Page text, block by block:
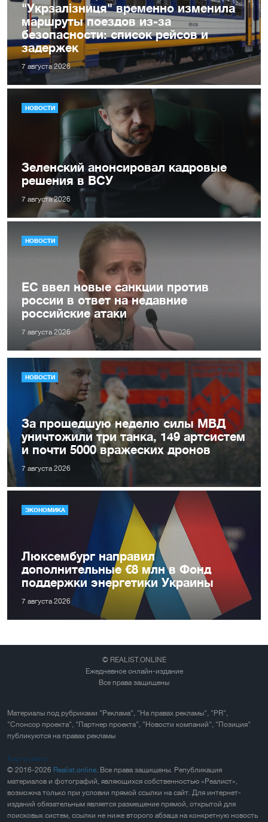
"Укрзалізниця" временно изменила
маршруты поездов из-за
безопасности: список рейсов и
задержек
7 августа 2026
НОВОСТИ
Зеленский анонсировал кадровые
решения в ВСУ
7 августа 2026
НОВОСТИ
ЕС ввел новые санкции против
россии в ответ на недавние
российские атаки
7 августа 2026
НОВОСТИ
За прошедшую неделю силы МВД
уничтожили три танка, 149 артсистем
и почти 5000 вражеских дронов
7 августа 2026
ЭКОНОМИКА
Люксембург направил
дополнительные €8 млн в Фонд
поддержки энергетики Украины
7 августа 2026
© REALIST.ONLINE
Ежедневное онлайн-издание
Все права защищены
Материалы под рубриками "Реклама", "На правах рекламы", "PR",
"Спонсор проекта", "Партнер проекта", "Новости компаний", "Позиция"
публикуются на правах рекламы
Карта сайта
© 2016-2026 Realist.online. Все права защищены. Републикация
материалов и фотографий, являющихся собственностью «Реалист»,
возможна только при условии прямой ссылки на сайт. Для интернет-
изданий обязательным является размещение прямой, открытой для
поисковых систем, ссылки не ниже второго абзаца на конкретную новость